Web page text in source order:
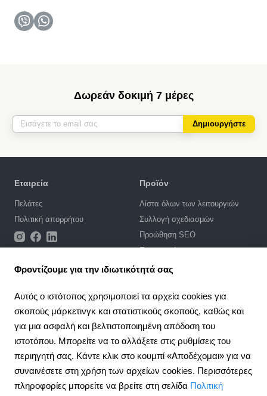
Δωρεάν δοκιμή 7 μέρες
Δημιουργήστε
Εταιρεία
Πελάτες
Πολιτική απορρήτου
Προϊόν
Λίστα όλων των λειτουργιών
Συλλογή σχεδιασμών
Προώθηση SEO
Ενσωματώσεις
Τιμές
Υποστήριξη
Πύλη υποστήριξης
Γράψτε ένα αίτημα
Δημόσια σύμβαση
Σύμπραξη
Πρόγραμμα συνεργασίας
4.6
Φροντίζουμε για την ιδιωτικότητά σας
Αυτός ο ιστότοπος χρησιμοποιεί τα αρχεία cookies για
σκοπούς μάρκετινγκ και στατιστικούς σκοπούς, καθώς και
για μια ασφαλή και βελτιστοποιημένη απόδοση του
ιστοτόπου. Μπορείτε να το αλλάξετε στις ρυθμίσεις του
περιηγητή σας. Κάντε κλικ στο κουμπί «Αποδέχομαι» για να
συναινέσετε στη χρήση των αρχείων cookies. Περισσότερες
πληροφορίες μπορείτε να βρείτε στη σελίδα Πολιτική